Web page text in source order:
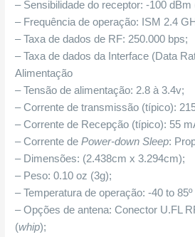
– Sensibilidade do receptor: -100 dBm
– Frequência de operação: ISM 2.4
– Taxa de dados de RF: 250.000 bps;
– Taxa de dados da Interface (Data
Alimentação
– Tensão de alimentação: 2.8 à 3.4v;
– Corrente de transmissão (típico):
– Corrente de Recepção (típico): 55
– Corrente dePower-down Sleep:
– Dimensões: (2.438cm x 3.294cm);
– Peso: 0.10 oz (3g);
– Temperatura de operação: -40 to
– Opções de antena: Conector U.FL
(whip);